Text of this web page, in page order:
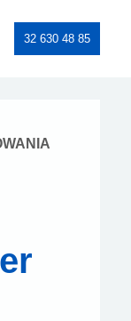
32 630 48 85